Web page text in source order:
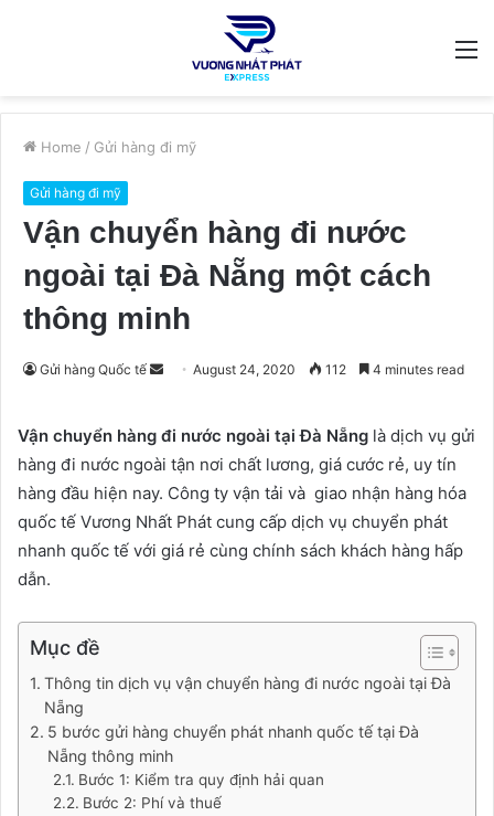
Home / Gửi hàng đi mỹ
Gửi hàng đi mỹ
Vận chuyển hàng đi nước
ngoài tại Đà Nẵng một cách
thông minh
Gửi hàng Quốc tế
SendAugust 24, 2020 112 4 minutes read
Vận chuyển hàng đi nước ngoài tại Đà Nẵng là dịch vụ gửi
hàng đi nước ngoài tận nơi chất lương, giá cước rẻ, uy tín
hàng đầu hiện nay. Công ty vận tải và giao nhận hàng hóa
quốc tế Vương Nhất Phát cung cấp dịch vụ chuyển phát
nhanh quốc tế với giá rẻ cùng chính sách khách hàng hấp
dẫn.
Mục đề
Thông tin dịch vụ vận chuyển hàng đi nước ngoài tại Đà
Nẵng
5 bước gửi hàng chuyển phát nhanh quốc tế tại Đà
Nẵng thông minh
Bước 1: Kiểm tra quy định hải quan
Bước 2: Phí và thuế